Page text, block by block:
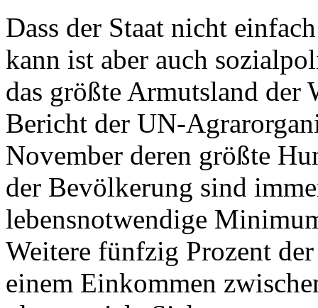
Dass der Staat nicht
kann ist aber auch
das größte Armutsland der
Bericht der UN-
November deren größte
der Bevölkerung sind
lebensnotwendige
Weitere fünfzig Prozent
einem Einkommen